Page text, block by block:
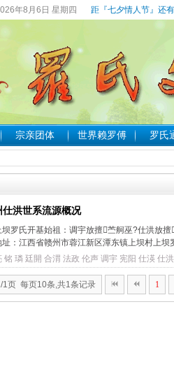
年8月6日 星期四 距『七夕情人节』还
宗亲团体 世界赖罗傅 罗氏
洪世系流源概况
坝罗氏开基始祖：调宇放擅苎舸巫?仕洪放
址：江西省赣州市蓉江新区潭东镇上坝村上坝
铭 璘 廷開 合渭 法政 伦声 调宇 宪阳 仕渶 仕洪
1页 每页10条,共1条记录 1